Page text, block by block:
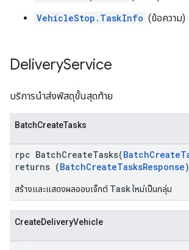
VehicleStop.TaskInfo (ข้อความ)
DeliveryService
บริการนำส่งพัสดุขั้นสุดท้าย
BatchCreateTasks
rpc BatchCreateTasks(
returns (BatchCreateTasksResponse)
สร้างและแสดงผลออบเจ็กต์ Taskใหม่เป็นกลุ่ม
CreateDeliveryVehicle